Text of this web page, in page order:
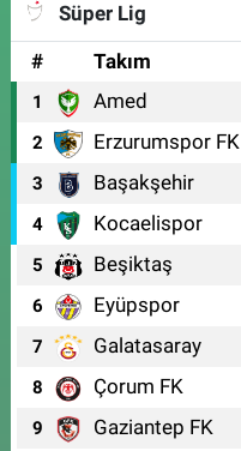
Süper Lig
#
Takım
1 Amed
2 Erzurumspor FK
3 Başakşehir
4 Kocaelispor
5 Beşiktaş
6 Eyüpspor
7 Galatasaray
8 Çorum FK
9 Gaziantep FK